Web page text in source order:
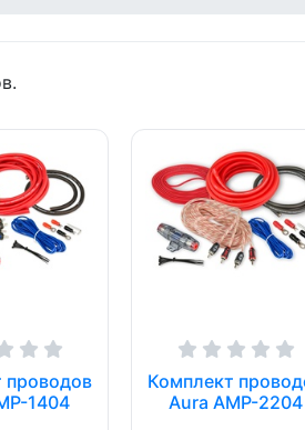
проводов
1404
Комплект
Aura AMP-2204